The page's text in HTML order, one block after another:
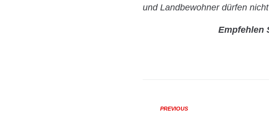
und Landbewohner dürfen
Empfehlen
PREVIOUS